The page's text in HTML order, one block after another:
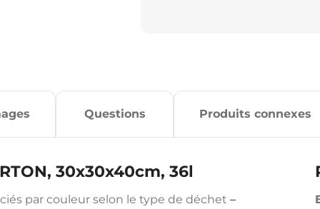
Questions Produits connexes
30x30x40cm, 36l
par couleur selon le type de déchet –